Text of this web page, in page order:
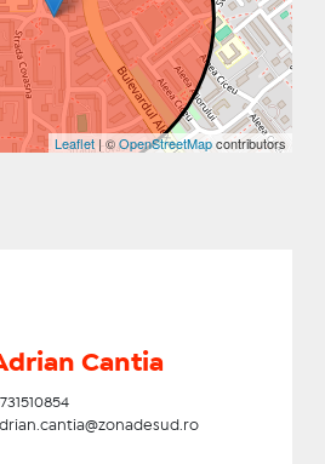
Leaflet | ©OpenStreetMapcontributors
Cantia